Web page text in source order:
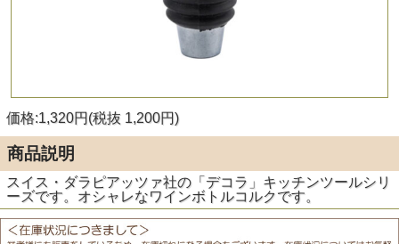
価格:1,320円(税抜 1,200円)
商品説明
スイス・ダラピアッツァ社の「デコラ」キッチンツールシリ
ーズです。オシャレなワインボトルコルクです。